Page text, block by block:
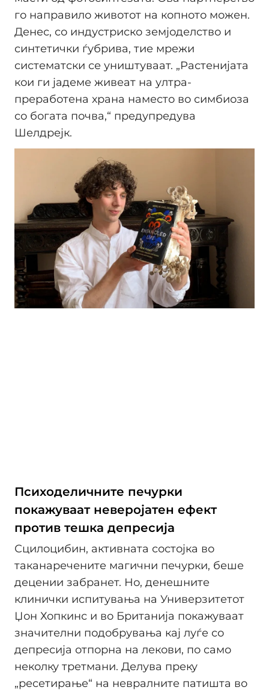
го направило животот на копното можен.
Денес, со индустриско земјоделство и
синтетички ѓубрива, тие мрежи
систематски се уништуваат. „Растенијата
кои ги јадеме живеат на ултра-
преработена храна наместо во симбиоза
со богата почва,“ предупредува
Шелдрејк.
Психоделичните печурки
покажуваат неверојатен ефект
против тешка депресија
Сцилоцибин, активната состојка во
таканаречените магични печурки, беше
децении забранет. Но, денешните
клинички испитувања на Универзитетот
Џон Хопкинс и во Британија покажуваат
значителни подобрувања кај луѓе со
депресија отпорна на лекови, по само
неколку третмани. Делува преку
„ресетирање“ на невралните патишта во